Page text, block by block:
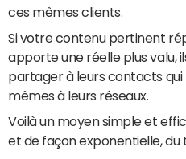
ces mêmes clients.
Si votre contenu pertinent
apporte une réelle plus valu,
partager à leurs contacts
mêmes à leurs réseaux.
Voilà un moyen simple et
et de façon exponentielle, du